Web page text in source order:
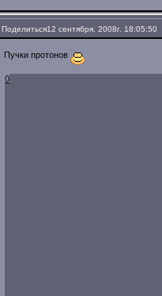
Поделиться12 сентября, 2008г. 18:05:50
Пучки протонов
0